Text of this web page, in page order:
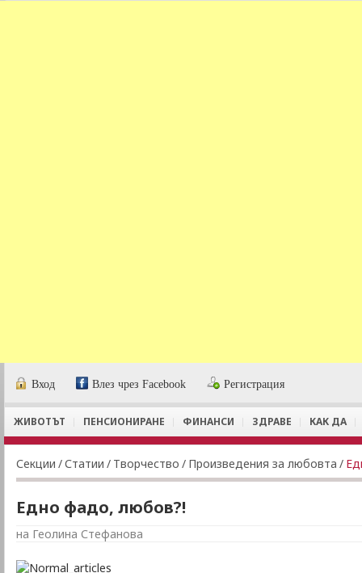
Вход Влез чрез Facebook Регистрация
ЖИВОТЪТ ПЕНСИОНИРАНЕ ФИНАНСИ ЗДРАВЕ КАК ДА
Секции /Статии / Творчество / Произведения за любовта /
Едно фадо, любов?!
на Геолина Стефанова